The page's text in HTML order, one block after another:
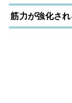
筋力が強化さ